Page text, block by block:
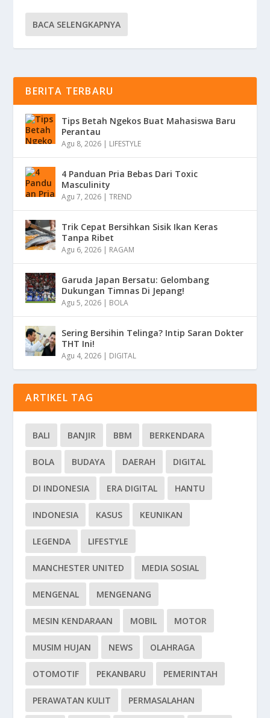
BACA SELENGKAPNYA
BERITA TERBARU
Tips Betah Ngekos Buat Mahasiswa Baru
Perantau
Agu 8, 2026 | LIFESTYLE
4 Panduan Pria Bebas Dari Toxic
Masculinity
Agu 7, 2026 |TREND
Trik Cepat Bersihkan Sisik Ikan Keras
Tanpa Ribet
Agu 6, 2026 | RAGAM
Garuda Japan Bersatu: Gelombang
Dukungan Timnas Di Jepang!
Agu 5, 2026 | BOLA
Sering Bersihin Telinga? Intip Saran Dokter
THT Ini!
Agu 4, 2026 | DIGITAL
ARTIKEL TAG
BALI BANJIR BBM BERKENDARA
BOLA BUDAYA DAERAH DIGITAL
DI INDONESIA ERA DIGITAL HANTU
INDONESIA KASUS KEUNIKAN
LEGENDA LIFESTYLE
MANCHESTER UNITED MEDIA SOSIAL
MENGENAL MENGENANG
MESIN KENDARAAN MOBIL MOTOR
MUSIM HUJAN NEWS OLAHRAGA
OTOMOTIF PEKANBARU PEMERINTAH
PERAWATAN KULIT PERMASALAHAN